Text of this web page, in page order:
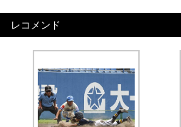
レコメンド